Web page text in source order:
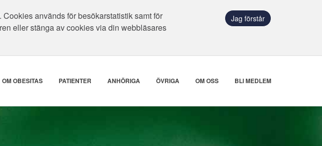
används för besökarstatistik samt för
eller stänga av cookies via din webbläsares
Jag förstår
OM OBESITAS PATIENTER ANHÖRIGA ÖVRIGA OM OSS BLI MEDLEM